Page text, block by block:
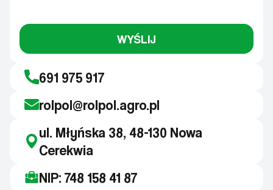
WYŚLIJ
691 975 917
rolpol@rolpol.agro.pl
ul. Młyńska 38, 48-130 Nowa
Cerekwia
NIP: 748 158 41 87